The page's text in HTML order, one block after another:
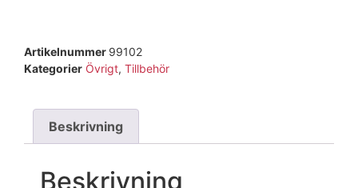
Artikelnummer 99102
Kategorier Övrigt, Tillbehör
Beskrivning
Beskrivning